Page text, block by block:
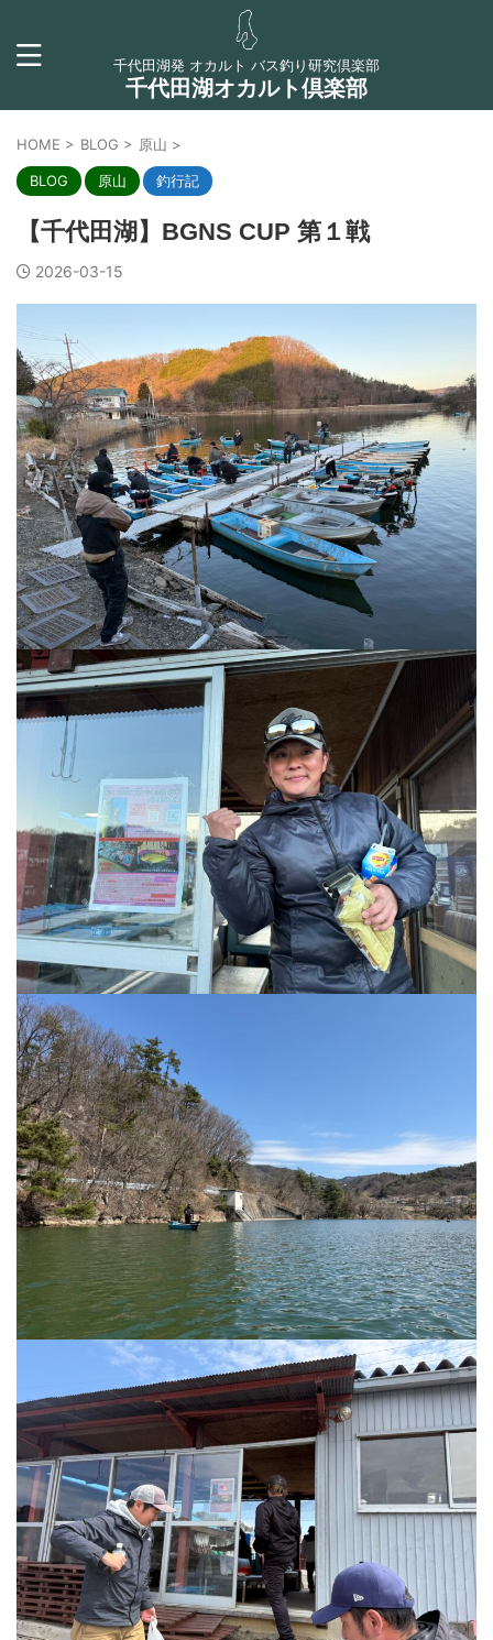
千代田湖発 オカルト バス釣り研究倶楽部
千代田湖オカルト倶楽部
HOME > BLOG > 原山 >
BLOG 原山 釣行記
【千代田湖】BGNS CUP 第１戦
2026-03-15